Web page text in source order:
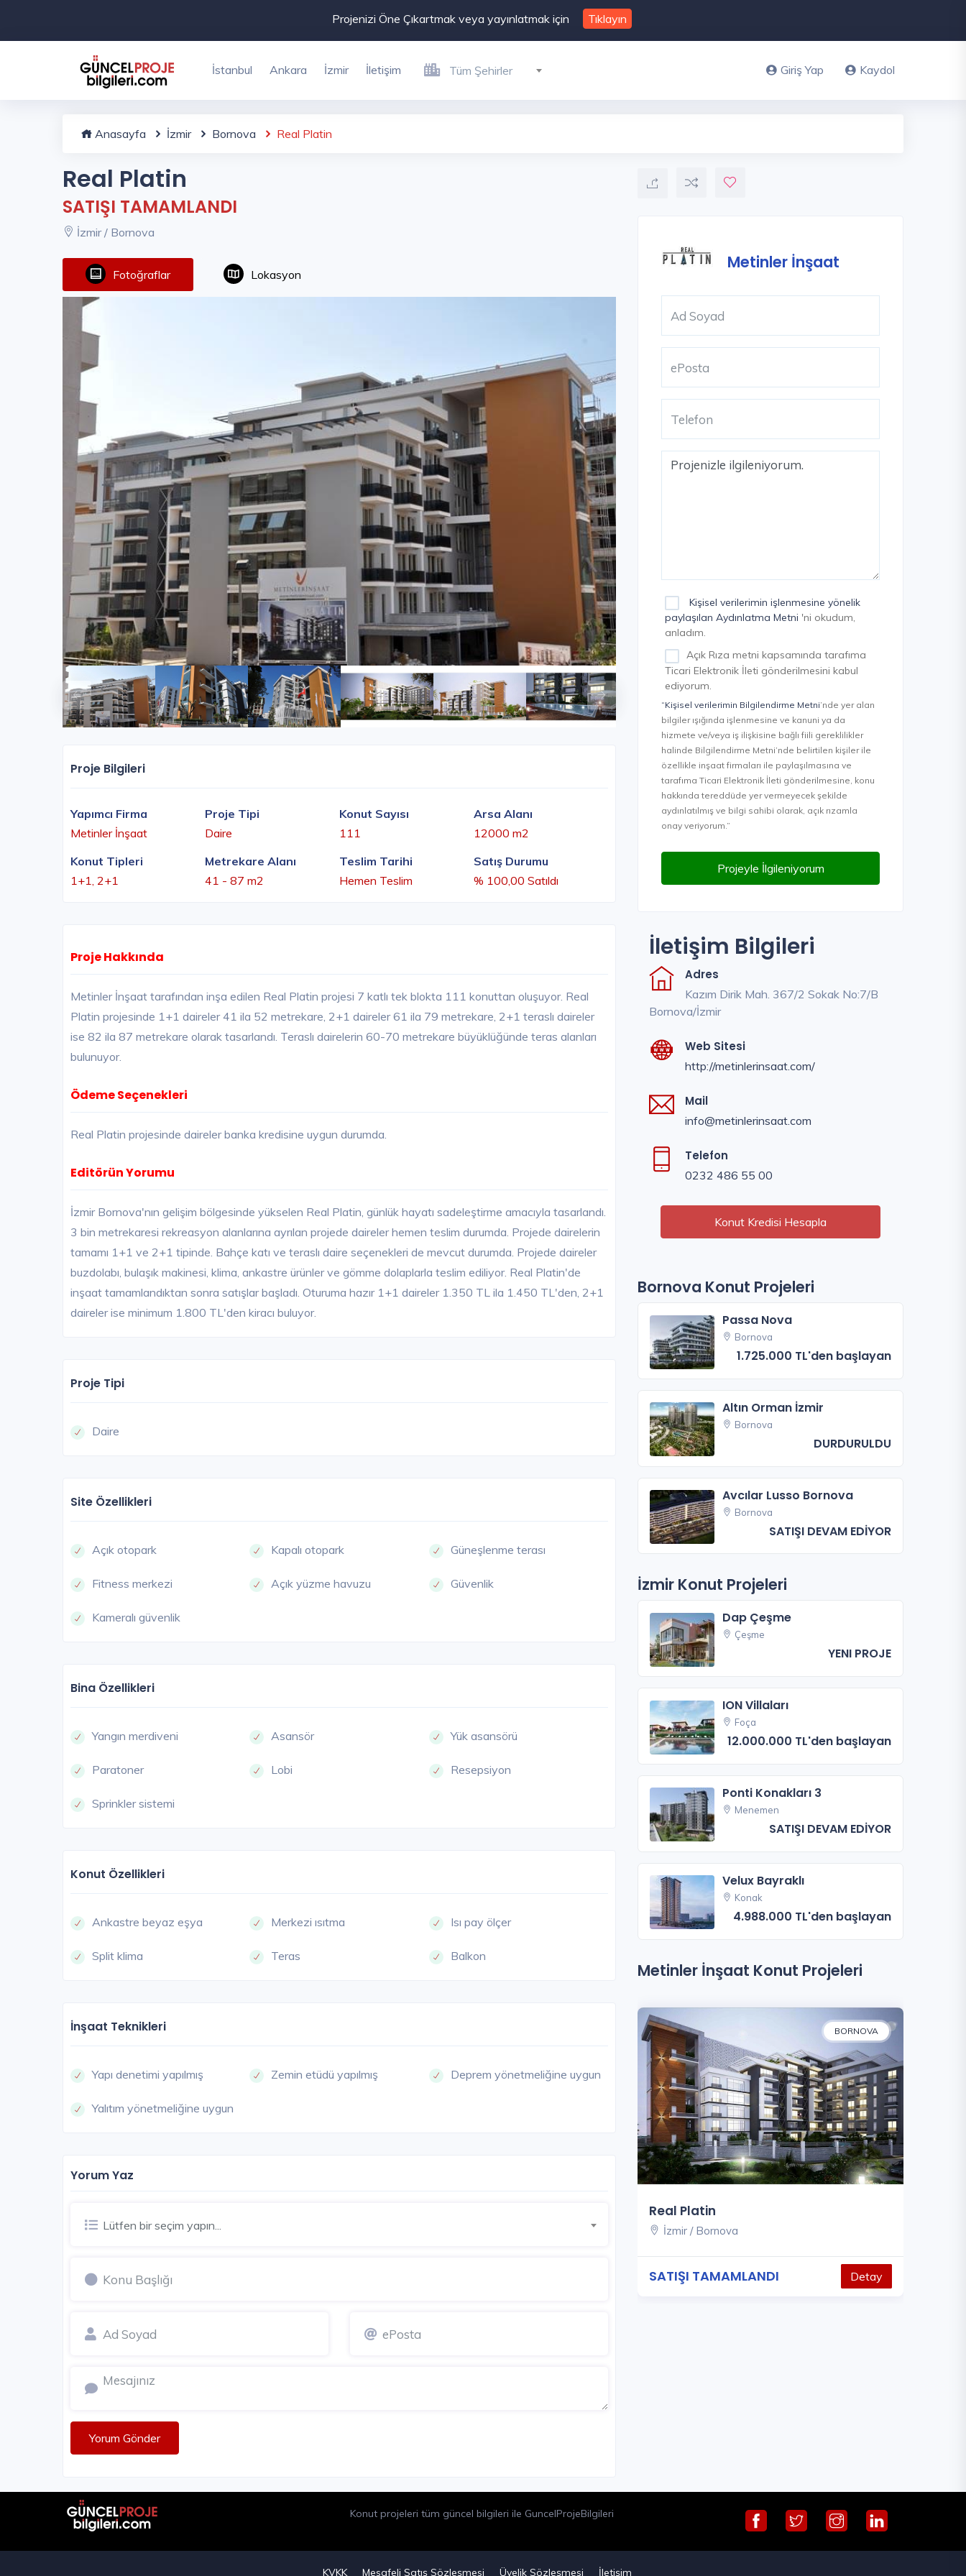
Projenizi Öne Çıkartmak veya yayınlatmak için Tıklayın
İstanbul Ankara İzmir İletişim Tüm Şehirler Giriş Yap Kaydol
Anasayfa İzmir Bornova Real Platin
Real Platin
SATIŞI TAMAMLANDI
İzmir / Bornova
Fotoğraflar Lokasyon
Proje Bilgileri
Yapımcı Firma
Metinler İnşaat
Proje Tipi
Daire
Konut Sayısı
111
Arsa Alanı
12000 m2
Konut Tipleri
1+1, 2+1
Metrekare Alanı
41 - 87 m2
Teslim Tarihi
Hemen Teslim
Satış Durumu
% 100,00 Satıldı
Proje Hakkında
Metinler İnşaat tarafından inşa edilen Real Platin projesi 7 katlı tek blokta 111 konuttan oluşuyor. Real
Platin projesinde 1+1 daireler 41 ila 52 metrekare, 2+1 daireler 61 ila 79 metrekare, 2+1 teraslı daireler
ise 82 ila 87 metrekare olarak tasarlandı. Teraslı dairelerin 60-70 metrekare büyüklüğünde teras alanları
bulunuyor.
Ödeme Seçenekleri
Real Platin projesinde daireler banka kredisine uygun durumda.
Editörün Yorumu
İzmir Bornova'nın gelişim bölgesinde yükselen Real Platin, günlük hayatı sadeleştirme amacıyla tasarlandı.
3 bin metrekaresi rekreasyon alanlarına ayrılan projede daireler hemen teslim durumda. Projede dairelerin
tamamı 1+1 ve 2+1 tipinde. Bahçe katı ve teraslı daire seçenekleri de mevcut durumda. Projede daireler
buzdolabı, bulaşık makinesi, klima, ankastre ürünler ve gömme dolaplarla teslim ediliyor. Real Platin'de
inşaat tamamlandıktan sonra satışlar başladı. Oturuma hazır 1+1 daireler 1.350 TL ila 1.450 TL'den, 2+1
daireler ise minimum 1.800 TL'den kiracı buluyor.
Proje Tipi
Daire
Site Özellikleri
Açık otopark Kapalı otopark Güneşlenme terası
Fitness merkezi Açık yüzme havuzu Güvenlik
Kameralı güvenlik
Bina Özellikleri
Yangın merdiveni Asansör Yük asansörü
Paratoner Lobi Resepsiyon
Sprinkler sistemi
Konut Özellikleri
Ankastre beyaz eşya Merkezi ısıtma Isı pay ölçer
Split klima Teras Balkon
İnşaat Teknikleri
Yapı denetimi yapılmış Zemin etüdü yapılmış Deprem yönetmeliğine uygun
Yalıtım yönetmeliğine uygun
Yorum Yaz
Lütfen bir seçim yapın...
Yorum Gönder
Metinler İnşaat
Kişisel verilerimin işlenmesine yönelik
paylaşılan Aydınlatma Metni 'ni okudum,
anladım.
Açık Rıza metni kapsamında tarafıma
Ticari Elektronik İleti gönderilmesini kabul
ediyorum.
“Kişisel verilerimin Bilgilendirme Metni’nde yer alan
bilgiler ışığında işlenmesine ve kanuni ya da
hizmete ve/veya iş ilişkisine bağlı fiili gereklilikler
halinde Bilgilendirme Metni’nde belirtilen kişiler ile
özellikle inşaat firmaları ile paylaşılmasına ve
tarafıma Ticari Elektronik İleti gönderilmesine, konu
hakkında tereddüde yer vermeyecek şekilde
aydınlatılmış ve bilgi sahibi olarak, açık rızamla
onay veriyorum.”
Projeyle İlgileniyorum
İletişim Bilgileri
Adres
Kazım Dirik Mah. 367/2 Sokak No:7/B
Bornova/İzmir
Web Sitesi
http://metinlerinsaat.com/
Mail
info@metinlerinsaat.com
Telefon
0232 486 55 00
Konut Kredisi Hesapla
Bornova Konut Projeleri
Passa Nova
Bornova
1.725.000 TL'den başlayan
Altın Orman İzmir
Bornova
DURDURULDU
Avcılar Lusso Bornova
Bornova
SATIŞI DEVAM EDİYOR
İzmir Konut Projeleri
Dap Çeşme
Çeşme
YENI PROJE
ION Villaları
Foça
12.000.000 TL'den başlayan
Ponti Konakları 3
Menemen
SATIŞI DEVAM EDİYOR
Velux Bayraklı
Konak
4.988.000 TL'den başlayan
Metinler İnşaat Konut Projeleri
BORNOVA
Real Platin
İzmir / Bornova
SATIŞI TAMAMLANDI Detay
Konut projeleri tüm güncel bilgileri ile GuncelProjeBilgileri
KVKK Mesafeli Satış Sözleşmesi Üyelik Sözleşmesi İletişim